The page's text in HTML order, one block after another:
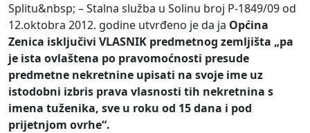
Splitu&nbsp; – Stalna služba u Solinu broj P-1849/09 od
12.oktobra 2012. godine utvrđeno je da ja Općina
Zenica isključivi VLASNIK predmetnog zemljišta „pa
je ista ovlaštena po pravomoćnosti presude
predmetne nekretnine upisati na svoje ime uz
istodobni izbris prava vlasnosti tih nekretnina s
imena tuženika, sve u roku od 15 dana i pod
prijetnjom ovrhe“.